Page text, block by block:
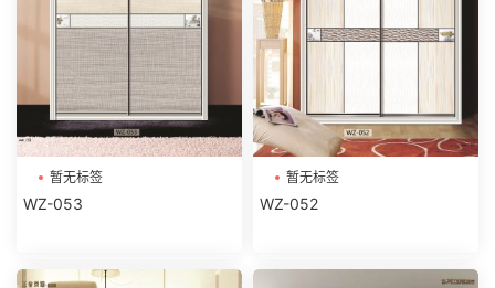
暂无标签
WZ-053
暂无标签
WZ-052